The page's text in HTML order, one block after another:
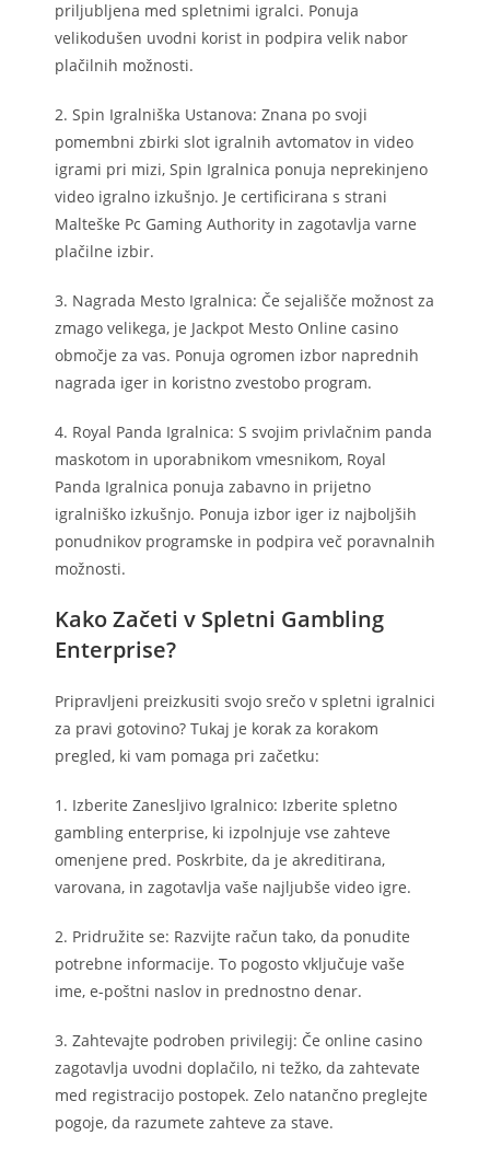
priljubljena med spletnimi igralci. Ponuja
velikodušen uvodni korist in podpira velik nabor
plačilnih možnosti.
2. Spin Igralniška Ustanova: Znana po svoji
pomembni zbirki slot igralnih avtomatov in video
igrami pri mizi, Spin Igralnica ponuja neprekinjeno
video igralno izkušnjo. Je certificirana s strani
Malteške Pc Gaming Authority in zagotavlja varne
plačilne izbir.
3. Nagrada Mesto Igralnica: Če sejališče možnost za
zmago velikega, je Jackpot Mesto Online casino
območje za vas. Ponuja ogromen izbor naprednih
nagrada iger in koristno zvestobo program.
4. Royal Panda Igralnica: S svojim privlačnim panda
maskotom in uporabnikom vmesnikom, Royal
Panda Igralnica ponuja zabavno in prijetno
igralniško izkušnjo. Ponuja izbor iger iz najboljših
ponudnikov programske in podpira več poravnalnih
možnosti.
Kako Začeti v Spletni Gambling
Enterprise?
Pripravljeni preizkusiti svojo srečo v spletni igralnici
za pravi gotovino? Tukaj je korak za korakom
pregled, ki vam pomaga pri začetku:
1. Izberite Zanesljivo Igralnico: Izberite spletno
gambling enterprise, ki izpolnjuje vse zahteve
omenjene pred. Poskrbite, da je akreditirana,
varovana, in zagotavlja vaše najljubše video igre.
2. Pridružite se: Razvijte račun tako, da ponudite
potrebne informacije. To pogosto vključuje vaše
ime, e-poštni naslov in prednostno denar.
3. Zahtevajte podroben privilegij: Če online casino
zagotavlja uvodni doplačilo, ni težko, da zahtevate
med registracijo postopek. Zelo natančno preglejte
pogoje, da razumete zahteve za stave.